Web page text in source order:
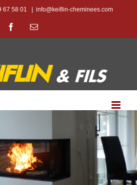
67 58 01 info@keiflin-cheminees.com
FacebookEmail